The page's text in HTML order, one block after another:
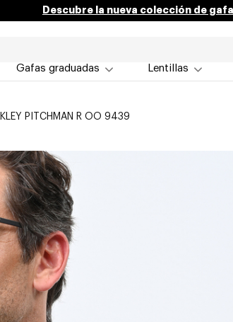
Descubre la nueva colección de
Gafas graduadas Lentillas
PITCHMAN R OO 9439